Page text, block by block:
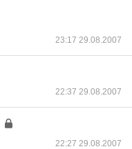
23:17 29.08.2007
22:37 29.08.2007
22:27 29.08.2007